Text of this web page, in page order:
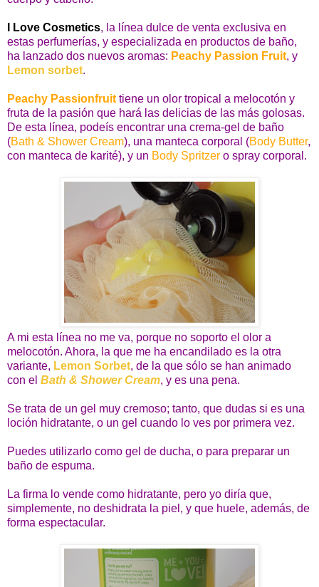
I Love Cosmetics, la línea dulce de venta exclusiva en
estas perfumerías, y especializada en productos de baño,
ha lanzado dos nuevos aromas: Peachy Passion Fruit, y
Lemon sorbet.
Peachy Passionfruit tiene un olor tropical a melocotón y
fruta de la pasión que hará las delicias de las más golosas.
De esta línea, podeís encontrar una crema-gel de baño
(Bath & Shower Cream), una manteca corporal (Body Butter,
con manteca de karité), y un Body Spritzer o spray corporal.
A mi esta línea no me va, porque no soporto el olor a
melocotón. Ahora, la que me ha encandilado es la otra
variante, Lemon Sorbet, de la que sólo se han animado
con el Bath & Shower Cream, y es una pena.
Se trata de un gel muy cremoso; tanto, que dudas si es una
loción hidratante, o un gel cuando lo ves por primera vez.
Puedes utilizarlo como gel de ducha, o para preparar un
baño de espuma.
La firma lo vende como hidratante, pero yo diría que,
simplemente, no deshidrata la piel, y que huele, además, de
forma espectacular.